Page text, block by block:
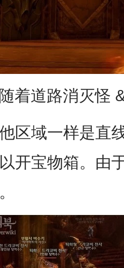
道路消灭怪 &
域一样是直线
开宝物箱。由